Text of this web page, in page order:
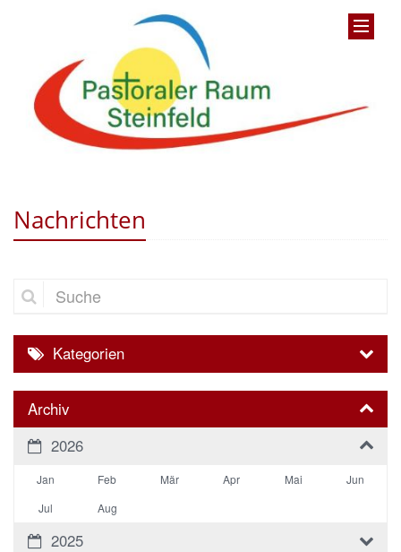
Nachrichten
Suche
Kategorien
Archiv
2026
Jan Feb Mär Apr Mai
Jun
Jul
Aug
2025